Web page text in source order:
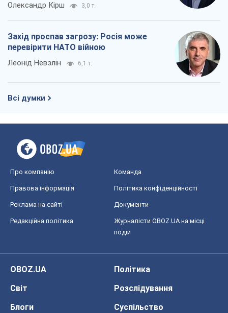
Олександр Кірш 3,0 т.
Захід проспав загрозу: Росія може
перевірити НАТО війною
Леонід Невзлін 6,1 т.
Всі думки
Про компанію Команда
Правова інформація Політика конфіденційності
Реклама на сайті Документи
Редакційна політика
Журналісти OBOZ.UA на місці
подій
OBOZ.UA
Політика
Світ
Розслідування
Блоги
Суспільство